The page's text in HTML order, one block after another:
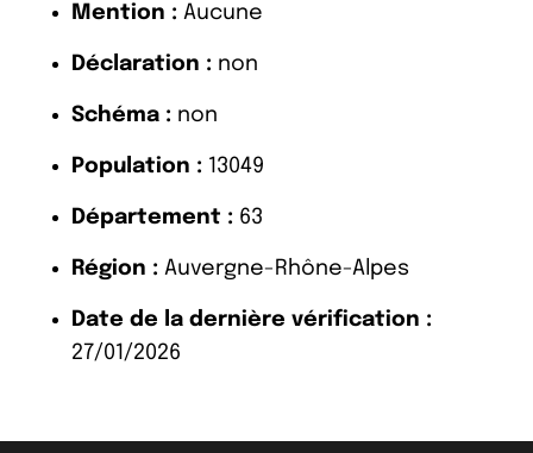
Mention : Aucune
Déclaration : non
Schéma : non
Population : 13049
Département : 63
Région : Auvergne-Rhône-Alpes
Date de la dernière vérification :
27/01/2026